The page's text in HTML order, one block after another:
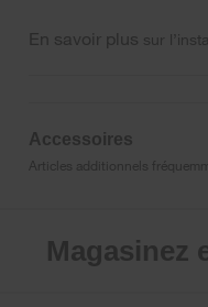
En savoir plus sur
Accessoires
Articles additionnels
Magasinez